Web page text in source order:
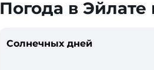
Погода в Эйлате
Солнечных дней